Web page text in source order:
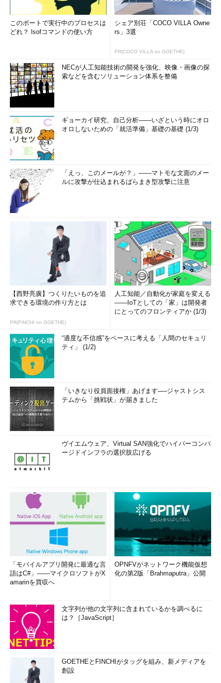
このポートで実行中のプロセスは
どれ？ lsofコマンドの使い方
シェア別荘「COCO VILLA Owne
rs」3選
PR(COCO VILLA on GOETHE)
NECが人工知能技術の開発を強化、映像・画像の探
索などを含むソリューション体系を整備
ギョーカイ研究、自己分析――いざという時にオロ
オロしないための「就活準備」基礎の基礎 (1/3)
「えっ、このメールが？」――マトモな文面のメー
ルに攻撃が仕込まれるばらまき型攻撃に注意
【西野亮廣】つくりたいものを追
求できる環境の作り方とは
PR(FINCHI on GOETHE)
人工知能／自動化が家庭を変える
――IoTとしての「家」は開発者
にとってのフロンティアか (1/3)
“適度な不信感”をベースに考える「人間のセキュリ
ティ」 (1/2)
「いきなり役員面接権」あげます──ジャストシス
テムから「挑戦状」が届きました
ヴイエムウェア、Virtual SAN強化でハイパーコンバ
ージドインフラの選択肢広げる
「モバイルアプリ開発に最適な言
語はC#」――マイクロソフトがX
amarinを買収へ
OPNFVがネットワーク機能仮想
化の第2版「Brahmaputra」公開
文字列が他の文字列に含まれているかを調べるに
は？［JavaScript］
GOETHEとFINCHIがタッグを組み、新メディアを
創設